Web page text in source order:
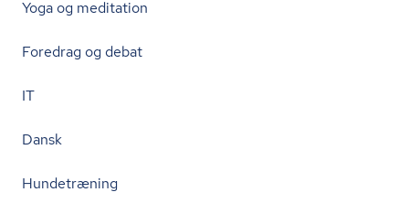
Yoga og meditation
Foredrag og debat
IT
Dansk
Hundetræning